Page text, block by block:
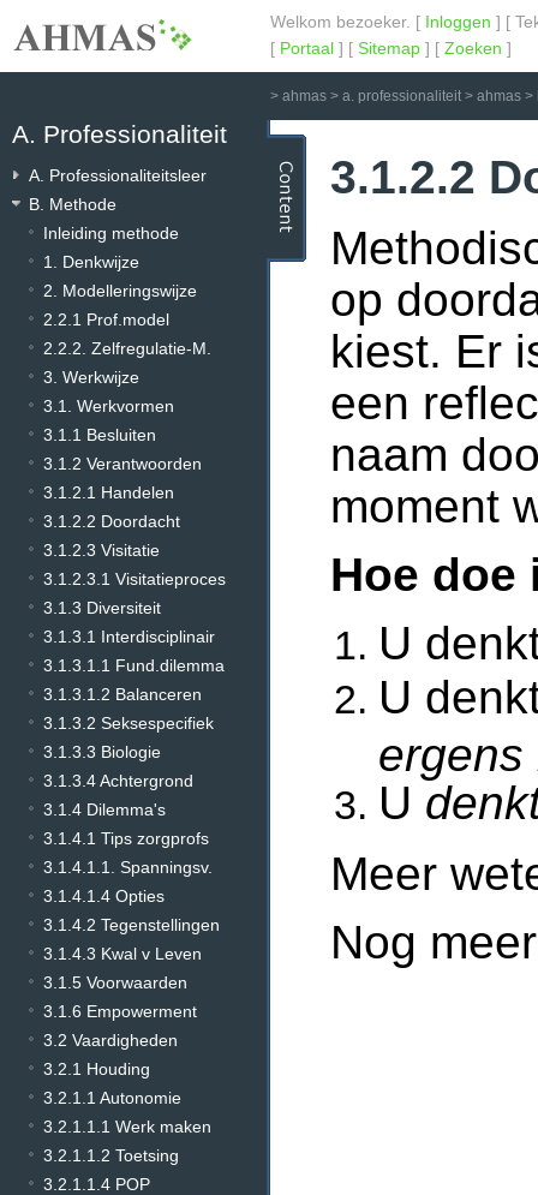
Welkom bezoeker. [ Inloggen ] [
[ Portaal ] [ Sitemap ] [ Zoeken ]
> ahmas > a. professionaliteit > ahmas >
A. Professionaliteit
A. Professionaliteitsleer
B. Methode
Inleiding methode
1. Denkwijze
2. Modelleringswijze
2.2.1 Prof.model
2.2.2. Zelfregulatie-M.
3. Werkwijze
3.1. Werkvormen
3.1.1 Besluiten
3.1.2 Verantwoorden
3.1.2.1 Handelen
3.1.2.2 Doordacht
3.1.2.3 Visitatie
3.1.2.3.1 Visitatieproces
3.1.3 Diversiteit
3.1.3.1 Interdisciplinair
3.1.3.1.1 Fund.dilemma
3.1.3.1.2 Balanceren
3.1.3.2 Seksespecifiek
3.1.3.3 Biologie
3.1.3.4 Achtergrond
3.1.4 Dilemma's
3.1.4.1 Tips zorgprofs
3.1.4.1.1. Spanningsv.
3.1.4.1.4 Opties
3.1.4.2 Tegenstellingen
3.1.4.3 Kwal v Leven
3.1.5 Voorwaarden
3.1.6 Empowerment
3.2 Vaardigheden
3.2.1 Houding
3.2.1.1 Autonomie
3.2.1.1.1 Werk maken
3.2.1.1.2 Toetsing
3.2.1.1.4 POP
3.1.2.2
op
kiest. Er
een
naam
moment
Hoe doe
U
U
ergens
U
Meer
Nog